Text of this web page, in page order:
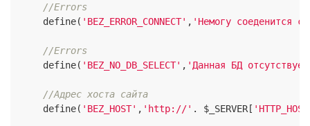
//Errors
     define(
'BEZ_ERROR_CONNECT' , 'Немогу соеденится с
//Errors
     define(
'BEZ_NO_DB_SELECT' , 'Данная БД
//Адрес хоста сайта
     define(
'BEZ_HOST' , 'http://' . $_SERVER[